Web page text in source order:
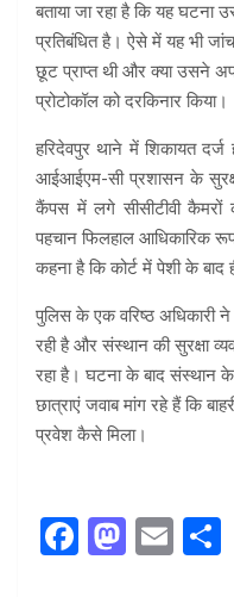
बताया जा रहा है कि यह घटना
प्रतिबंधित है। ऐसे में यह भी
छूट प्राप्त थी और क्या उसने
प्रोटोकॉल को दरकिनार किया।
हरिदेवपुर थाने में शिकायत
आईआईएम-सी प्रशासन के
कैंपस में लगे सीसीटीवी
पहचान फिलहाल आधिकारिक
कहना है कि कोर्ट में पेशी के बाद
पुलिस के एक वरिष्ठ अधिकारी
रही है और संस्थान की सुरक्षा
रहा है। घटना के बाद संस्थान
छात्राएं जवाब मांग रहे हैं कि
प्रवेश कैसे मिला।
F
M E